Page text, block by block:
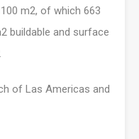
m2, of which 663
buildable and surface
of Las Americas and